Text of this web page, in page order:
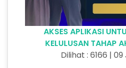
AKSES APLIKASI
KELULUSAN TAHAP
Dilihat : 6166 |